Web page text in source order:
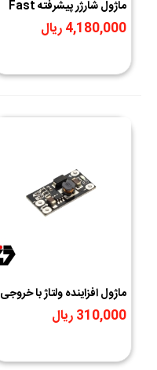
ماژول شارژر پیشرفته Fast
4,180,000 ریال
ماژول افزاینده ولتاژ با خروجی
BS01
310,000 ریال